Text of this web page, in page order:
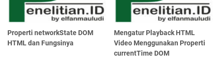
Properti networkState DOM
HTML dan Fungsinya
Mengatur Playback HTML
Video Menggunakan Properti
currentTime DOM